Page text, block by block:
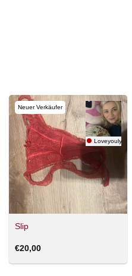
Neuer Verkäufer
Loveyouly
Slip
€20,00